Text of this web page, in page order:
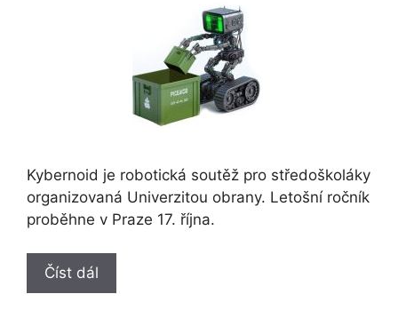
Kybernoid je robotická soutěž pro středoškoláky
organizovaná Univerzitou obrany. Letošní ročník
proběhne v Praze 17. října.
Číst dál